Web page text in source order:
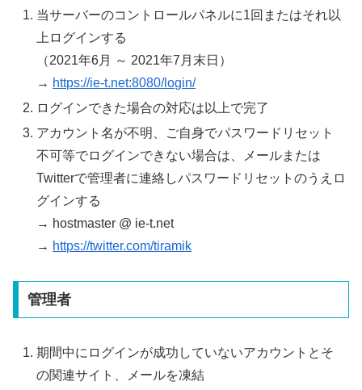
当サーバーのコントロールパネルに1回またはそれ以
上ログインする
（2021年6月 ～ 2021年7月末日）
→ https://ie-t.net:8080/login/
ログインできた場合の対応は以上で完了
アカウント名が不明、ご自身でパスワードリセット
不可等でログインできない場合は、メールまたは
Twitterで管理者に連絡しパスワードリセットのうえロ
グインする
→ hostmaster @ ie-t.net
→ https://twitter.com/tiramik
管理者
期間中にログインが成功していないアカウントとそ
の関連サイト、メールを凍結